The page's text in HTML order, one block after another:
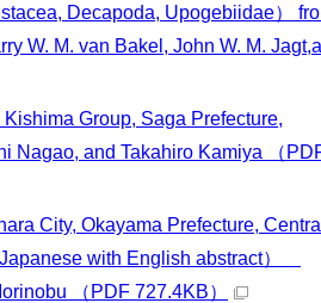
Decapoda, Upogebiidae）
W. M. van Bakel, John W. M.
Group, Saga Prefecture,
Nagao, and Takahiro Kamiya （
City, Okayama Prefecture, Central
with English abstract）
（PDF 727.4KB）